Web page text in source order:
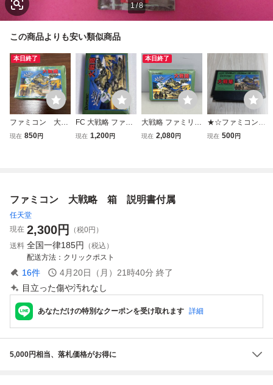
1/8
この商品よりも安い類似商品
本日終了
ファミコン 大戦
略 箱付き FC ゲー
現在 850円
FC 大戦略 ファミ
コン
現在 1,200円
本日終了
大戦略 ファミリー
コンピュータ用ゲ
現在 2,080円
★☆ファミコンソ
フト 大戦略☆★
現在 500円
ファミコン 大戦略 箱 説明書付属
任天堂
現在 2,300円
（税0円）
送料 全国一律185円
（税込）
配送方法
クリックポスト
16件 4月20日（月）21時40分 終了
目立った傷や汚れなし
あなただけの特別なクーポンを受け取れます 詳細
5,000円相当、落札価格がお得に